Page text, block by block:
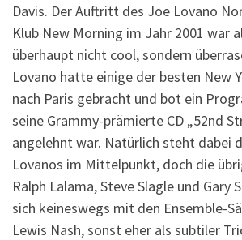
Davis. Der Auftritt des Joe Lovano
Klub New Morning im Jahr 2001 war
überhaupt nicht cool, sondern
Lovano hatte einige der besten New
nach Paris gebracht und bot ein
seine Grammy-prämierte CD „52nd
angelehnt war. Natürlich steht dabei
Lovanos im Mittelpunkt, doch die
Ralph Lalama, Steve Slagle und Gary
sich keineswegs mit den Ensemble-
Lewis Nash, sonst eher als subtiler